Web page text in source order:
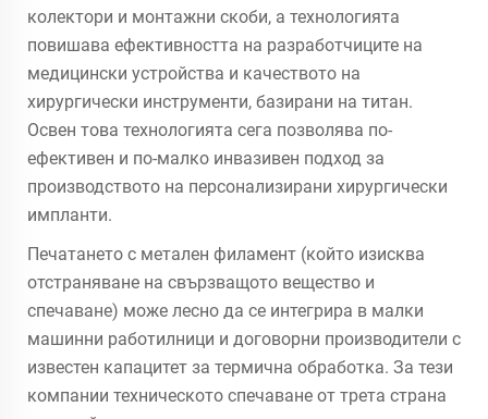
колектори и монтажни скоби, а технологията
повишава ефективността на разработчиците на
медицински устройства и качеството на
хирургически инструменти, базирани на титан.
Освен това технологията сега позволява по-
ефективен и по-малко инвазивен подход за
производството на персонализирани хирургически
импланти.
Печатането с метален филамент (който изисква
отстраняване на свързващото вещество и
спечаване) може лесно да се интегрира в малки
машинни работилници и договорни производители с
известен капацитет за термична обработка. За тези
компании техническото спечаване от трета страна